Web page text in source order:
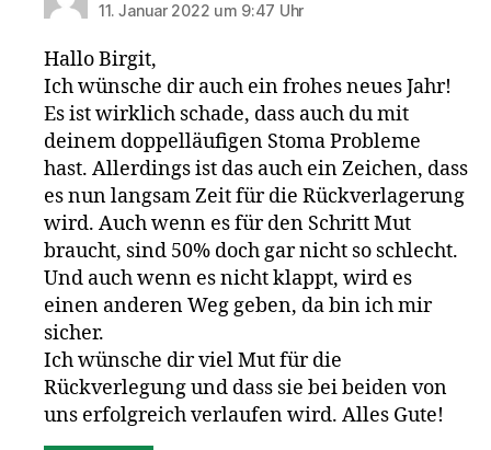
11. Januar 2022 um 9:47 Uhr
Hallo Birgit,
Ich wünsche dir auch ein frohes neues Jahr!
Es ist wirklich schade, dass auch du mit
deinem doppelläufigen Stoma Probleme
hast. Allerdings ist das auch ein Zeichen, dass
es nun langsam Zeit für die Rückverlagerung
wird. Auch wenn es für den Schritt Mut
braucht, sind 50% doch gar nicht so schlecht.
Und auch wenn es nicht klappt, wird es
einen anderen Weg geben, da bin ich mir
sicher.
Ich wünsche dir viel Mut für die
Rückverlegung und dass sie bei beiden von
uns erfolgreich verlaufen wird. Alles Gute!